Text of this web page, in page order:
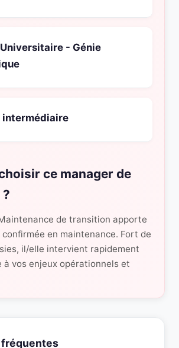
- Génie
intermédiaire
ce manager de
de transition apporte
en maintenance. Fort de
il/elle intervient rapidement
à vos enjeux opérationnels et